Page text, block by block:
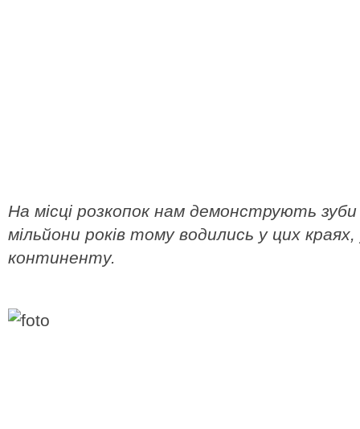
На місці розкопок нам демонструють зуби
мільйони років тому водились у цих
континенту.